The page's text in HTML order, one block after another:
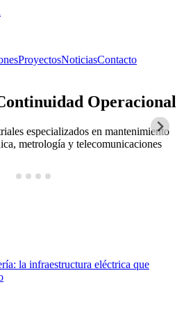
ProyectosNoticiasContacto
Operacional
especializados en mantenimiento
metrología y telecomunicaciones